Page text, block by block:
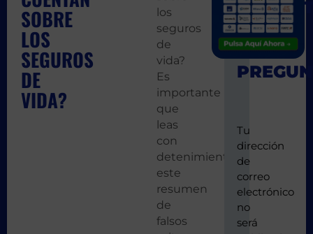
SOBRE
LOS
SEGUROS
DE
VIDA?
los
seguros
de
vida?
Es
importante
que
leas
con
detenimiento
este
resumen
de
falsos
Tu
dirección
de
correo
electrónico
no
será